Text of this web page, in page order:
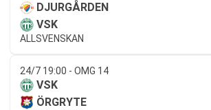
DJURGÅRDEN
VSK
ALLSVENSKAN
24/7 19:00 - OMG 14
VSK
ÖRGRYTE